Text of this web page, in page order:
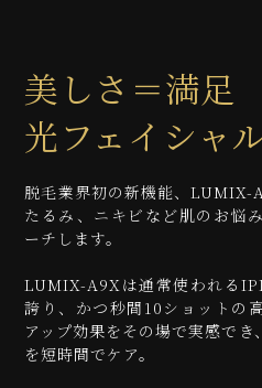
美しさ＝満足
光フェイシャ
脱毛業界初の新機能、LUMIX-
たるみ、ニキビなど肌のお悩
ーチします。
LUMIX-A9Xは通常使われる
誇り、かつ秒間10ショットの
アップ効果をその場で実感で
を短時間でケア。